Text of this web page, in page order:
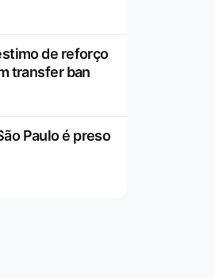
de reforço
transfer ban
Paulo é preso